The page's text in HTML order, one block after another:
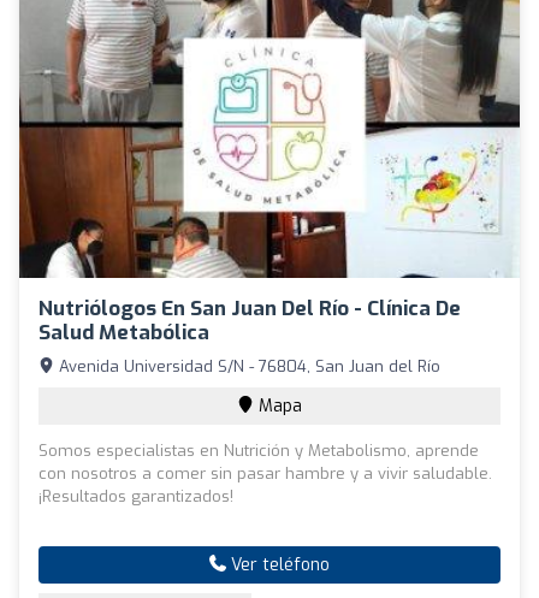
Nutriólogos En San Juan Del Río - Clínica De
Salud Metabólica
Avenida Universidad S/N - 76804, San Juan del Río
Mapa
Somos especialistas en Nutrición y Metabolismo, aprende
con nosotros a comer sin pasar hambre y a vivir saludable.
¡Resultados garantizados!
Ver teléfono